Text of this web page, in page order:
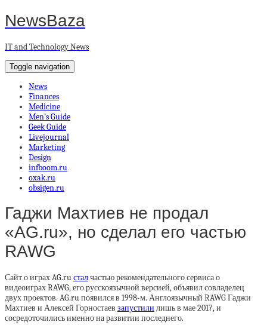
NewsBaza
IT and Technology News
Toggle navigation
News
Finances
Medicine
Men’s Guide
Geek Guide
Livejournal
Marketing
Design
infboom.ru
oxak.ru
obsigen.ru
Гаджи Махтиев не продал
«AG.ru», но сделал его частью
RAWG
Сайт о играх AG.ruсталчастью рекомендательного сервиса о
видеоиграх RAWG, его русскоязычной версией, объявил совладелец
двух проектов. AG.ru появился в 1998-м. Англоязычный RAWG Гаджи
Махтиев и Алексей Горностаев запустили лишь в мае 2017, и
сосредоточились именно на развитии последнего.